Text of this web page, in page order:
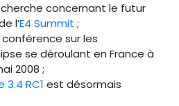
concernant le futur
l’E4 Summit ;
sur les
se déroulant en France à
2008 ;
3.4 RC1 est désormais